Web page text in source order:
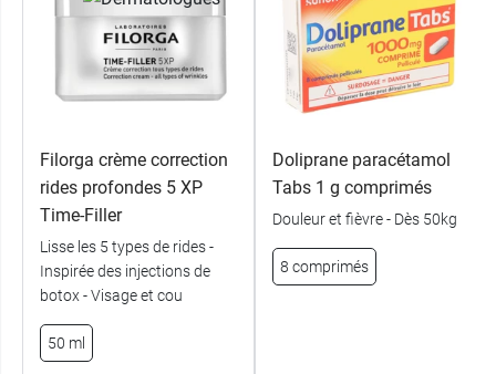
Filorga crème correction
rides profondes 5 XP
Time-Filler
Lisse les 5 types de rides -
Inspirée des injections de
botox - Visage et cou
50 ml
Doliprane paracétamol
Tabs 1 g comprimés
Douleur et fièvre - Dès 50kg
8 comprimés